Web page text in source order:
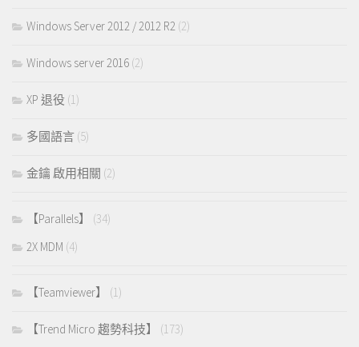
Windows Server 2012 / 2012 R2 (2)
Windows server 2016 (2)
XP 退役 (1)
多國語言 (5)
金鑰 啟用相關 (2)
【Parallels】
(34)
2X MDM (4)
【Teamviewer】 (1)
【Trend Micro 趨勢科技】
(173)